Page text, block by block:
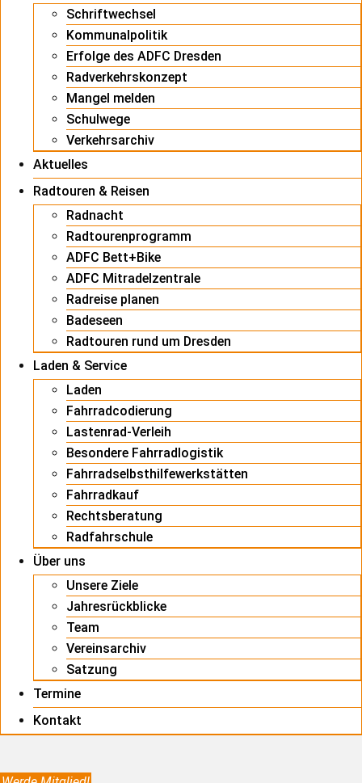
Schriftwechsel
Kommunalpolitik
Erfolge des ADFC Dresden
Radverkehrskonzept
Mangel melden
Schulwege
Verkehrsarchiv
Aktuelles
Radtouren & Reisen
Radnacht
Radtourenprogramm
ADFC Bett+Bike
ADFC Mitradelzentrale
Radreise planen
Badeseen
Radtouren rund um Dresden
Laden & Service
Laden
Fahrradcodierung
Lastenrad-Verleih
Besondere Fahrradlogistik
Fahrradselbsthilfewerkstätten
Fahrradkauf
Rechtsberatung
Radfahrschule
Über uns
Unsere Ziele
Jahresrückblicke
Team
Vereinsarchiv
Satzung
Termine
Kontakt